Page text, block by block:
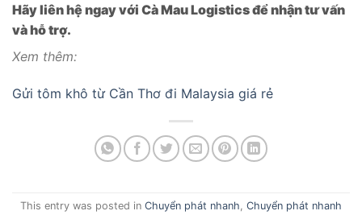
Hãy liên hệ ngay với Cà Mau Logistics để nhận tư vấn
và hỗ trợ.
Xem thêm:
Gửi tôm khô từ Cần Thơ đi Malaysia giá rẻ
This entry was posted in Chuyển phát nhanh, Chuyển phát nhanh